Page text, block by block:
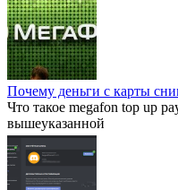
Почему деньги с карты
Что такое megafon top up
вышеуказанной